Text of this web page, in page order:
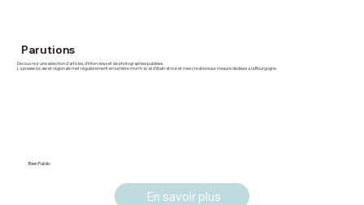
Parutions
Découvrez une sélection d’articles, d’interviews et de photographies publiées.
La presse locale et régionale met régulièrement en lumière mon travail d’illustratrice et mes créations sur mesure dédiées à la Bourgogne.
Bien Public
En savoir plus